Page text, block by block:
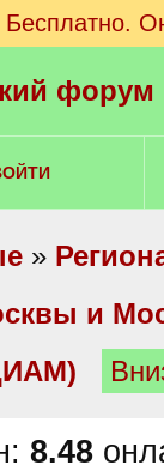
Бесплатно.
»
и
8.48